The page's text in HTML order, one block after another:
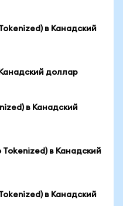
в Канадский
доллар
в Канадский
в Канадский
в Канадский